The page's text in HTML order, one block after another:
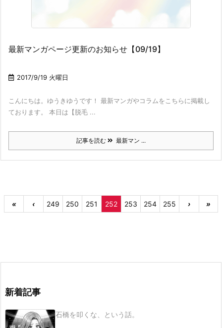
最新マンガページ更新のお知らせ【09/19】
2017/9/19 火曜日
こんにちは。ゆうきゆうです！ 最新マンガやコラムをこちらに掲載し
ております。 本日は【脱毛 ...
記事を読む 最新マン ...
« ‹ 249 250 251 252 253 254 255 › »
新着記事
石橋を叩くな、という話。